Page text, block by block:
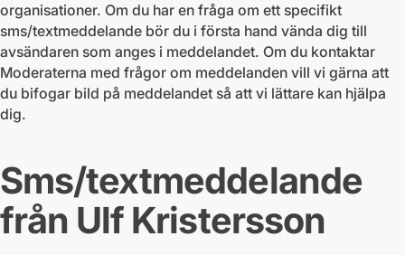
organisationer. Om du har en fråga om ett specifikt
sms/textmeddelande bör du i första hand vända dig till
avsändaren som anges i meddelandet. Om du kontaktar
Moderaterna med frågor om meddelanden vill vi gärna att
du bifogar bild på meddelandet så att vi lättare kan hjälpa
dig.
Sms/textmeddelande
från Ulf Kristersson